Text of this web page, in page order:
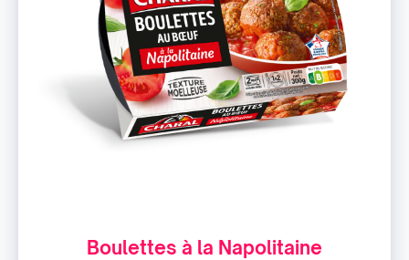
Boulettes à la Napolitaine